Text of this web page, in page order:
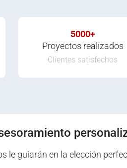
5000+
Proyectos realizados
Clientes satisfechos
le guiarán en la elección